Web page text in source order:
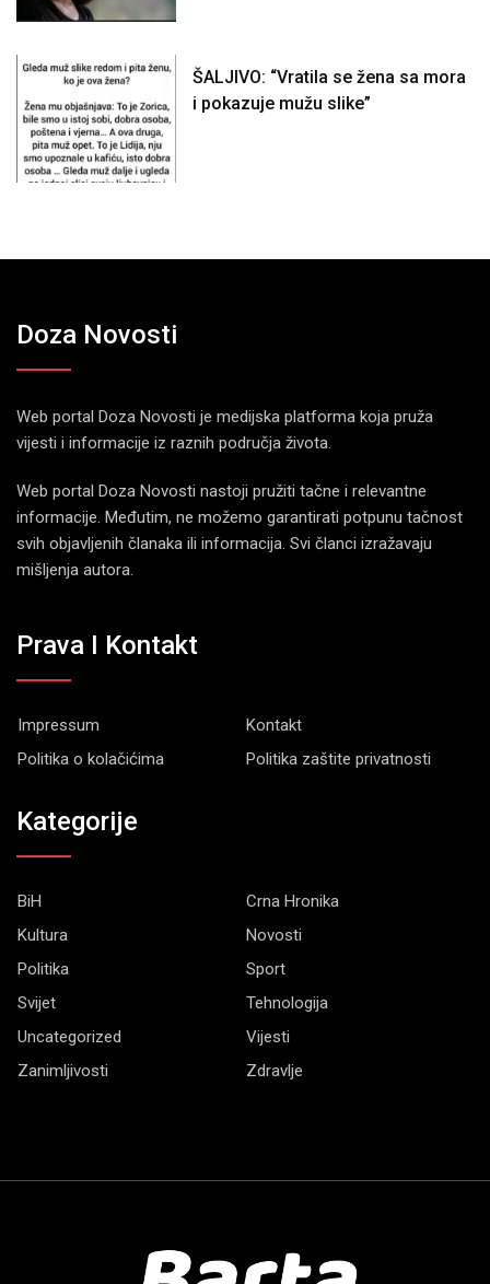
ŠALJIVO: “Vratila se žena sa mora
i pokazuje mužu slike”
Doza Novosti
Web portal Doza Novosti je medijska platforma koja pruža
vijesti i informacije iz raznih područja života.
Web portal Doza Novosti nastoji pružiti tačne i relevantne
informacije. Međutim, ne možemo garantirati potpunu tačnost
svih objavljenih članaka ili informacija. Svi članci izražavaju
mišljenja autora.
Prava I Kontakt
Impressum
Kontakt
Politika o kolačićima
Politika zaštite privatnosti
Kategorije
BiH
Crna Hronika
Kultura
Novosti
Politika
Sport
Svijet
Tehnologija
Uncategorized
Vijesti
Zanimljivosti
Zdravlje